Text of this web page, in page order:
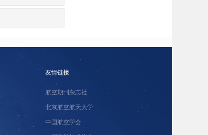
友情链接
航空期刊杂志社
北京航空航天大学
中国航空学会